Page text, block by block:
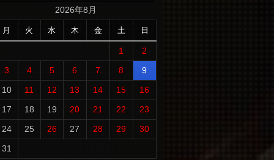
2026年8月
月 火 水 木 金 土 日
1
2
3
4 5 6 7 8
9
10
11 12 13 14 15
16
17
18 19 20 21 22
23
24
25 26 27 28 29
30
31